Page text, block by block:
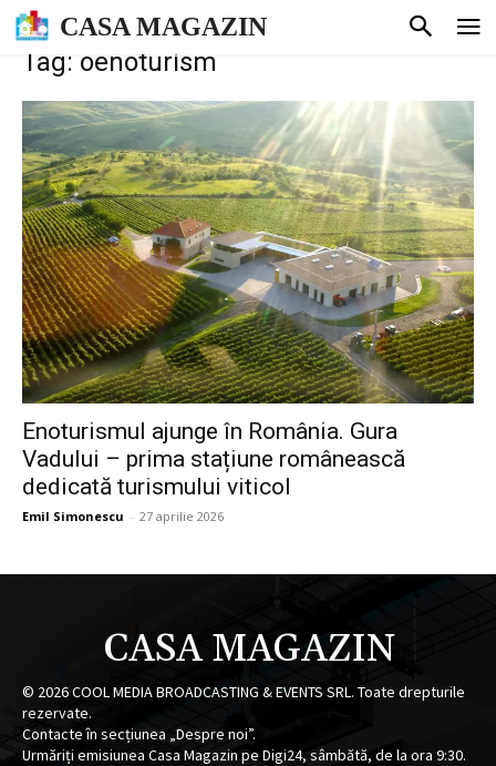
CASA MAGAZIN
Tag: oenoturism
Enoturismul ajunge în România. Gura
Vadului – prima stațiune românească
dedicată turismului viticol
Emil Simonescu - 27 aprilie 2026
CASA MAGAZIN
© 2026COOL MEDIA BROADCASTING & EVENTS SRL. Toate drepturile
rezervate.
Contacte în secțiunea „Despre noi”.
Urmăriți emisiunea Casa Magazin pe Digi24, sâmbătă, de la ora 9:30.